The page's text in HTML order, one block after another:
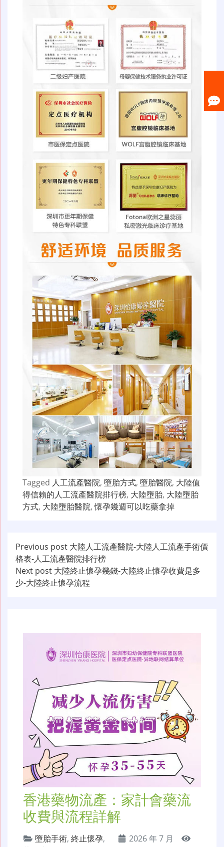
Tagged 人工流產醫院, 墮胎方式, 墮胎醫院, 大陸值
得信賴的人工流產醫院排行榜, 大陸墮胎, 大陸墮胎
方式, 大陸墮胎醫院,懷孕幾週可以吃藥拿掉
文
章
导
Previous post 大陸人工流產醫院-大陸人工流產手術價
格表-人工流產醫院排行榜
Next post 大陸終止懷孕幾錢-大陸終止懷孕收費是多
少-大陸終止懷孕流程
香港藥物流產：家計會藥流
收費與流程詳解
墮胎手術, 終止懷孕,
2026 年 7 月